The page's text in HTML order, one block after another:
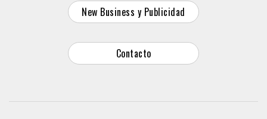
New Business y Publicidad
Contacto